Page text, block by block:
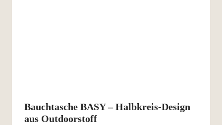
Bauchtasche BASY – Halbkreis-Design
aus Outdoorstoff